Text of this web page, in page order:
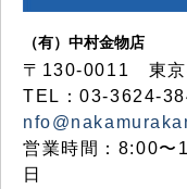
（有）中村金物店
〒130-0011 東京
TEL：03-3624-
営業時間：8:00〜
日